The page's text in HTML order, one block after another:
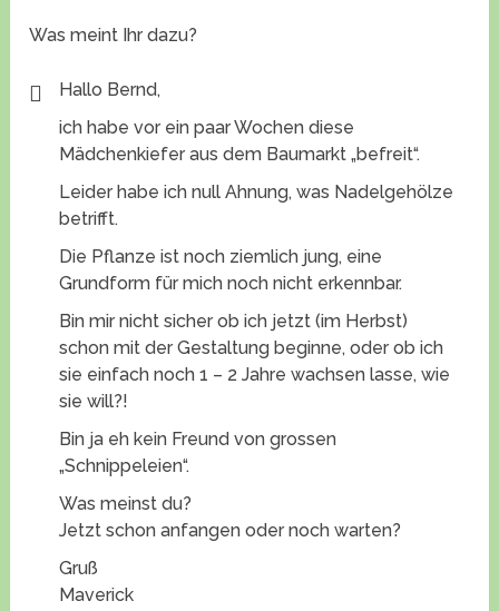
Was meint Ihr dazu?
Hallo Bernd,
ich habe vor ein paar Wochen diese
Mädchenkiefer aus dem Baumarkt „befreit“.
Leider habe ich null Ahnung, was Nadelgehölze
betrifft.
Die Pflanze ist noch ziemlich jung, eine
Grundform für mich noch nicht erkennbar.
Bin mir nicht sicher ob ich jetzt (im Herbst)
schon mit der Gestaltung beginne, oder ob ich
sie einfach noch 1 – 2 Jahre wachsen lasse, wie
sie will?!
Bin ja eh kein Freund von grossen
„Schnippeleien“.
Was meinst du?
Jetzt schon anfangen oder noch warten?
Gruß
Maverick